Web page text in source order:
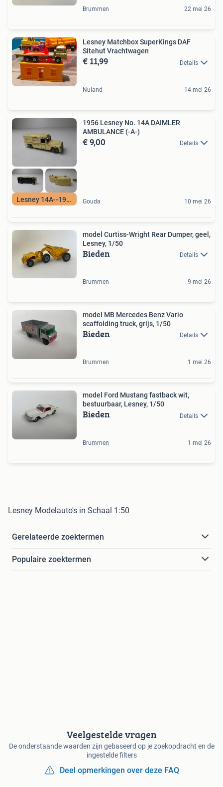
Brummen 22 mei 26
Lesney Matchbox SuperKings DAF
Sitehut Vrachtwagen
€ 11,99 Details
Nuland 14 mei 26
Lesney 14A--1956
1956 Lesney No. 14A DAIMLER
AMBULANCE (-A-)
€ 9,00 Details
Gouda 10 mei 26
model Curtiss-Wright Rear Dumper, geel,
Lesney, 1/50
Bieden Details
Brummen 9 mei 26
model MB Mercedes Benz Vario
scaffolding truck, grijs, 1/50
Bieden Details
Brummen 1 mei 26
model Ford Mustang fastback wit,
bestuurbaar, Lesney, 1/50
Bieden Details
Brummen 1 mei 26
Lesney Modelauto's in Schaal 1:50
Gerelateerde zoektermen
Populaire zoektermen
Veelgestelde vragen
De onderstaande waarden zijn gebaseerd op je zoekopdracht en de
ingestelde filters
Deel opmerkingen over deze FAQ